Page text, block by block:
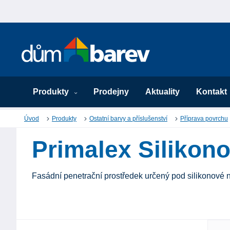
Produkty Prodejny Aktuality Kontakt
Úvod Produkty Ostatní barvy a příslušenství Příprava povrchu
Primalex
Fasádní penetrační prostředek určený pod silikonové